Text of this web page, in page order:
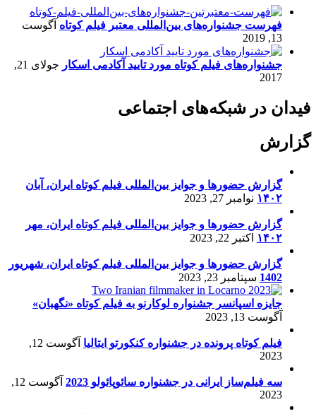
فهرست جشنواره‌های بین‌المللی معتبر فیلم کوتاه آگوست
13, 2019
جشنواره‌های فیلم کوتاه مورد تایید آکادمی اسکار
جولای 21,
2017
فیدان در شبکه‌های اجتماعی
گزارش
گزارش حضورها و جوایز بین‌المللی فیلم کوتاه ایران، آبان
۱۴۰۲ نوامبر 27, 2023
گزارش حضورها و جوایز بین‌المللی فیلم کوتاه ایران، مهر
۱۴۰۲ اکتبر 22, 2023
گزارش حضورها و جوایز بین‌المللی فیلم کوتاه ایران، شهریور
1402 سپتامبر 23, 2023
جایزه اسپانسر جشنواره لوکارنو به فیلم کوتاه «نگهبان»
آگوست 13, 2023
فیلم کوتاه پرونده در جشنواره کنکورتو ایتالیا
آگوست 12,
2023
سه فیلم‌ساز ایرانی در جشنواره سائوپائولو 2023
آگوست 12,
2023